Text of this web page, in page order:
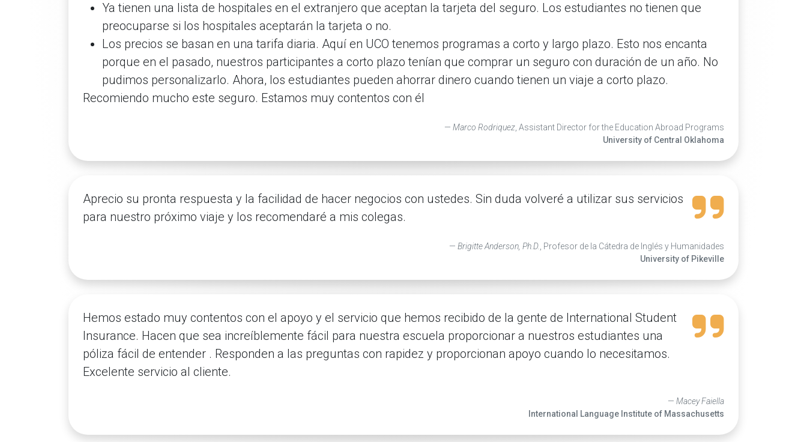
Ya tienen una lista de hospitales en el extranjero que aceptan la tarjeta del seguro. Los estudiantes no tienen que
preocuparse si los hospitales aceptarán la tarjeta o no.
Los precios se basan en una tarifa diaria. Aquí en UCO tenemos programas a corto y largo plazo. Esto nos encanta
porque en el pasado, nuestros participantes a corto plazo tenían que comprar un seguro con duración de un año. No
pudimos personalizarlo. Ahora, los estudiantes pueden ahorrar dinero cuando tienen un viaje a corto plazo.
Recomiendo mucho este seguro. Estamos muy contentos con él
Marco Rodriquez , Assistant Director for the Education Abroad Programs
University of Central Oklahoma
Aprecio su pronta respuesta y la facilidad de hacer negocios con ustedes. Sin duda volveré a utilizar sus servicios
para nuestro próximo viaje y los recomendaré a mis colegas.
Brigitte Anderson, Ph.D. , Profesor de la Cátedra de Inglés y Humanidades
University of Pikeville
Hemos estado muy contentos con el apoyo y el servicio que hemos recibido de la gente de International Student
Insurance. Hacen que sea increíblemente fácil para nuestra escuela proporcionar a nuestros estudiantes una
póliza fácil de entender . Responden a las preguntas con rapidez y proporcionan apoyo cuando lo necesitamos.
Excelente servicio al cliente.
Macey Faiella
International Language Institute of Massachusetts